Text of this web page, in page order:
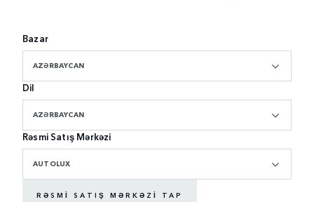
Bazar
AZƏRBAYCAN
Dil
AZƏRBAYCAN
Rəsmi Satış Mərkəzi
AUTOLUX
RƏSMI SATIŞ MƏRKƏZI TAP